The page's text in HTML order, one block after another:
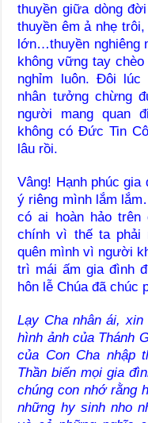
thuyền giữa dòng
thuyền êm ả nhẹ
lớn…thuyền nghiêng
không vững tay
nghỉm luôn. Đôi
nhân tưởng chừng
người mang quan
không có Đức Tin
lâu rồi.
Vâng! Hạnh phúc
ý riêng mình lắm
có ai hoàn hảo trên
chính vì thế ta phải
quên mình vì người
trì mái ấm gia đình
hôn lễ Chúa đã chúc
Lạy Cha nhân ái,
hình ảnh của Thánh
của Con Cha nhập
Thần biến mọi gia
chúng con nhớ rằng
những hy sinh nho